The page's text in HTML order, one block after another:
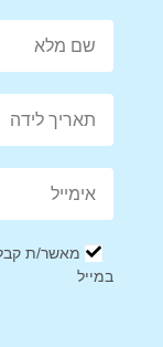
This Product
מוצרים
מאשר/ת
במייל